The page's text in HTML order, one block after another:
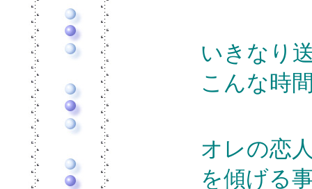
いきなり
こんな時
オレの恋
を傾げる